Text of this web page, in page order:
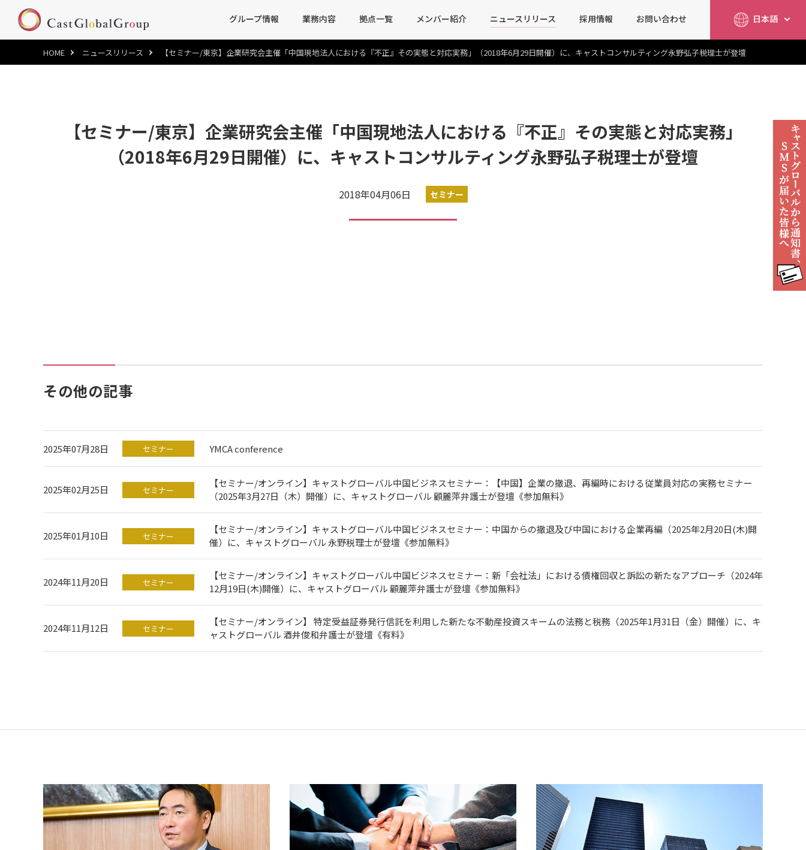
グループ情報 業務内容 拠点一覧 メンバー紹介 ニュースリリース 採用情報 お問い合わせ 日本語
English
简体中文
HOME ニュースリリース 【セミナー/東京】企業研究会主催「中国現地法人における『不正』その実態と対応実務」（2018年6月29日開催）に、キャストコンサルティング永野弘子税理士が登壇
【セミナー/東京】企業研究会主催「中国現地法人における『不正』その実態と対応実務」
（2018年6月29日開催）に、キャストコンサルティング永野弘子税理士が登壇
2018年04月06日 セミナー
その他の記事
2025年07月28日 セミナー YMCA conference
2025年02月25日 セミナー
【セミナー/オンライン】キャストグローバル中国ビジネスセミナー：【中国】企業の撤退、再編時における従業員対応の実務セミナー
（2025年3月27日（木）開催）に、キャストグローバル 顧麗萍弁護士が登壇《参加無料》
2025年01月10日 セミナー
【セミナー/オンライン】キャストグローバル中国ビジネスセミナー：中国からの撤退及び中国における企業再編（2025年2月20日(木)開
催）に、キャストグローバル 永野税理士が登壇《参加無料》
2024年11月20日 セミナー
【セミナー/オンライン】キャストグローバル中国ビジネスセミナー：新「会社法」における債権回収と訴訟の新たなアプローチ（2024年
12月19日(木)開催）に、キャストグローバル 顧麗萍弁護士が登壇《参加無料》
2024年11月12日 セミナー
【セミナー/オンライン】 特定受益証券発行信託を利用した新たな不動産投資スキームの法務と税務（2025年1月31日（金）開催）に、キ
ャストグローバル 酒井俊和弁護士が登壇《有料》